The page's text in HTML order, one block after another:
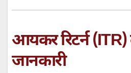
आयकर रिटर्न (ITR)
जानकारी